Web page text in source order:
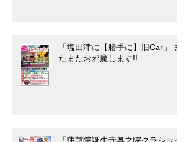
「塩田津に【勝手に】旧Car」 ま
たまたお邪魔します!!